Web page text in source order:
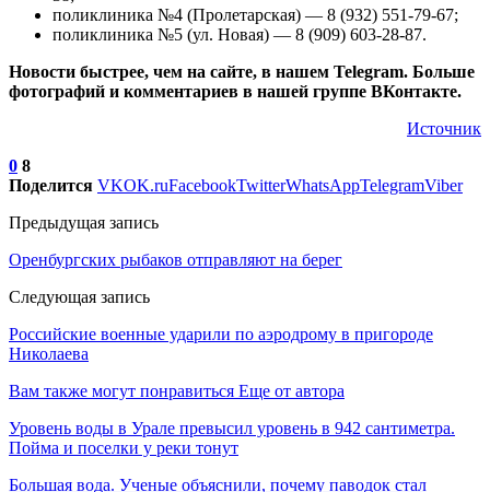
поликлиника №4 (Пролетарская) — 8 (932) 551-79-67;
поликлиника №5 (ул. Новая) — 8 (909) 603-28-87.
Новости быстрее, чем на сайте, в нашем Telegram. Больше
фотографий и комментариев в нашей группе ВКонтакте.
Источник
0 8
Поделится VKOK.ruFacebookTwitterWhatsAppTelegramViber
Предыдущая запись
Оренбургских рыбаков отправляют на берег
Следующая запись
Российские военные ударили по аэродрому в пригороде
Николаева
Вам также могут понравиться Еще от автора
Уровень воды в Урале превысил уровень в 942 сантиметра.
Пойма и поселки у реки тонут
Большая вода. Ученые объяснили, почему паводок стал